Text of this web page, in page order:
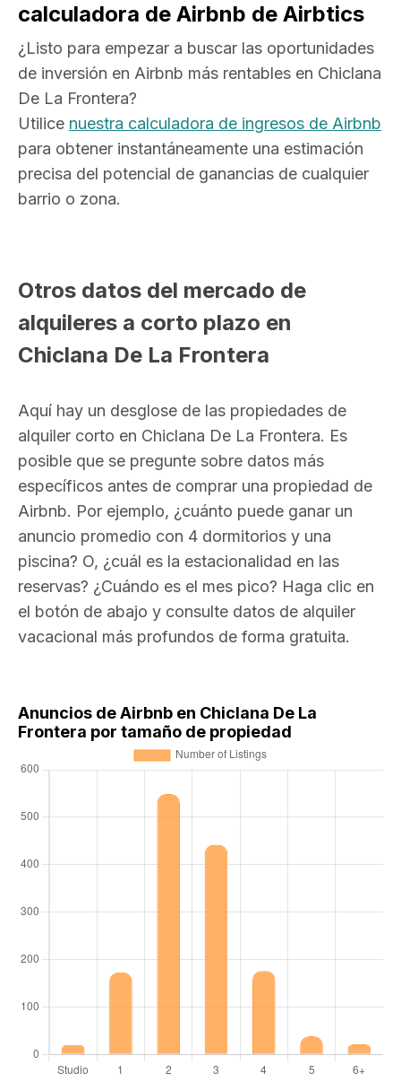
calculadora de Airbnb de Airbtics
¿Listo para empezar a buscar las oportunidades
de inversión en Airbnb más rentables en Chiclana
De La Frontera?
Utilice nuestra calculadora de ingresos de Airbnb
para obtener instantáneamente una estimación
precisa del potencial de ganancias de cualquier
barrio o zona.
Otros datos del mercado de
alquileres a corto plazo en
Chiclana De La Frontera
Aquí hay un desglose de las propiedades de
alquiler corto en Chiclana De La Frontera. Es
posible que se pregunte sobre datos más
específicos antes de comprar una propiedad de
Airbnb. Por ejemplo, ¿cuánto puede ganar un
anuncio promedio con 4 dormitorios y una
piscina? O, ¿cuál es la estacionalidad en las
reservas? ¿Cuándo es el mes pico? Haga clic en
el botón de abajo y consulte datos de alquiler
vacacional más profundos de forma gratuita.
Anuncios de Airbnb en Chiclana De La
Frontera por tamaño de propiedad